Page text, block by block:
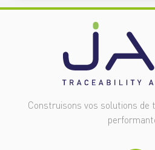
Construisons vos solutions de